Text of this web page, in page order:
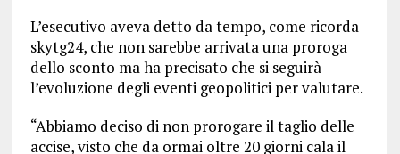
L’esecutivo aveva detto da tempo, come ricorda
skytg24, che non sarebbe arrivata una proroga
dello sconto ma ha precisato che si seguirà
l’evoluzione degli eventi geopolitici per valutare.
“Abbiamo deciso di non prorogare il taglio delle
accise, visto che da ormai oltre 20 giorni cala il